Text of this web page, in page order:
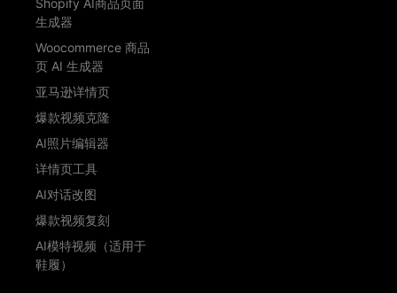
Shopify AI商品页面
生成器
Woocommerce 商品
页 AI 生成器
亚马逊详情页
爆款视频克隆
AI照片编辑器
详情页工具
AI对话改图
爆款视频复刻
AI模特视频（适用于
鞋履）